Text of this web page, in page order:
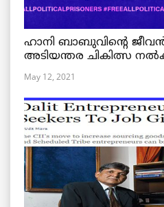
ഹാനി ബാബുവിന്റെ
അടിയന്തര ചികിത്സ
May 12, 2021